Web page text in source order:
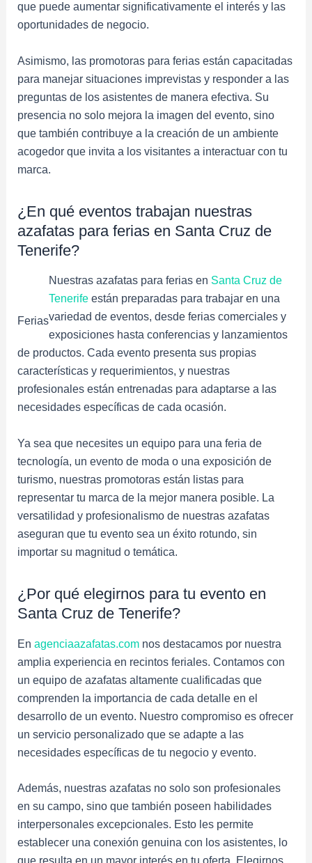
que puede aumentar significativamente el interés y las
oportunidades de negocio.
Asimismo, las promotoras para ferias están capacitadas
para manejar situaciones imprevistas y responder a las
preguntas de los asistentes de manera efectiva. Su
presencia no solo mejora la imagen del evento, sino
que también contribuye a la creación de un ambiente
acogedor que invita a los visitantes a interactuar con tu
marca.
¿En qué eventos trabajan nuestras
azafatas para ferias en Santa Cruz de
Tenerife?
Ferias
Nuestras azafatas para ferias en Santa Cruz de
Tenerifeestán preparadas para trabajar en una
variedad de eventos, desde ferias comerciales y
exposiciones hasta conferencias y lanzamientos
de productos. Cada evento presenta sus propias
características y requerimientos, y nuestras
profesionales están entrenadas para adaptarse a las
necesidades específicas de cada ocasión.
Ya sea que necesites un equipo para una feria de
tecnología, un evento de moda o una exposición de
turismo, nuestras promotoras están listas para
representar tu marca de la mejor manera posible. La
versatilidad y profesionalismo de nuestras azafatas
aseguran que tu evento sea un éxito rotundo, sin
importar su magnitud o temática.
¿Por qué elegirnos para tu evento en
Santa Cruz de Tenerife?
En agenciaazafatas.comnos destacamos por nuestra
amplia experiencia en recintos feriales. Contamos con
un equipo de azafatas altamente cualificadas que
comprenden la importancia de cada detalle en el
desarrollo de un evento. Nuestro compromiso es ofrecer
un servicio personalizado que se adapte a las
necesidades específicas de tu negocio y evento.
Además, nuestras azafatas no solo son profesionales
en su campo, sino que también poseen habilidades
interpersonales excepcionales. Esto les permite
establecer una conexión genuina con los asistentes, lo